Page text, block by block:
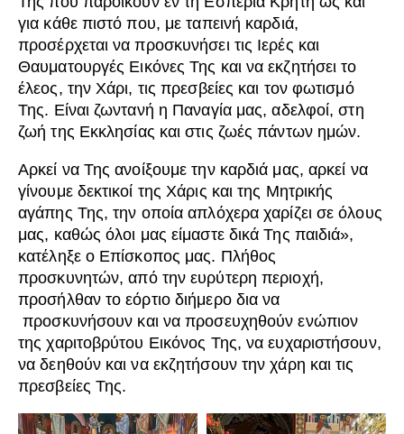
για κάθε πιστό που, με ταπεινή καρδιά,
προσέρχεται να προσκυνήσει τις Ιερές και
Θαυματουργές Εικόνες Της και να εκζητήσει το
έλεος, την Χάρι, τις πρεσβείες και τον φωτισμό
Της. Είναι ζωντανή η Παναγία μας, αδελφοί, στη
ζωή της Εκκλησίας και στις ζωές πάντων ημών.
Αρκεί να Της ανοίξουμε την καρδιά μας, αρκεί να
γίνουμε δεκτικοί της Χάρις και της Μητρικής
αγάπης Της, την οποία απλόχερα χαρίζει σε όλους
μας, καθώς όλοι μας είμαστε δικά Της παιδιά»,
κατέληξε ο Επίσκοπος μας. Πλήθος
προσκυνητών, από την ευρύτερη περιοχή,
προσήλθαν το εόρτιο διήμερο δια να
προσκυνήσουν και να προσευχηθούν ενώπιον
της χαριτοβρύτου Εικόνος Της, να ευχαριστήσουν,
να δεηθούν και να εκζητήσουν την χάρη και τις
πρεσβείες Της.